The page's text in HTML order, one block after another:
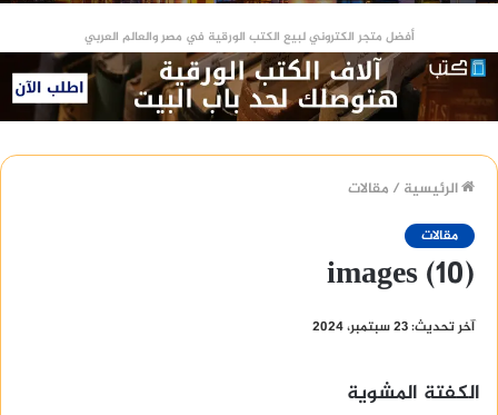
أفضل متجر الكتروني لبيع الكتب الورقية في مصر والعالم العربي
الرئيسية / مقالات
مقالات
images (10)
آخر تحديث: 23 سبتمبر، 2024
الكفتة المشوية